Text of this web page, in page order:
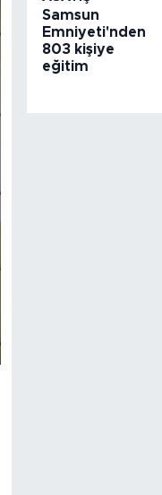
Samsun
Emniyeti'nden
803 kişiye
eğitim